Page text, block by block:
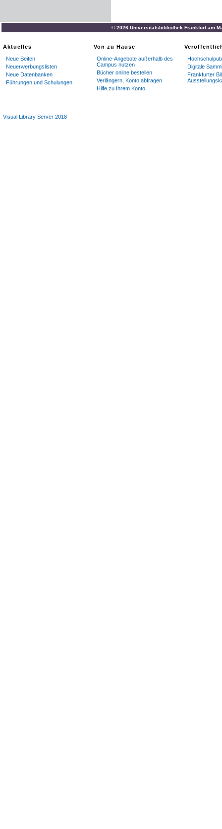
© 2026 Universitätsbibliothek Frankfurt am
Aktuelles
Neue Seiten
Neuerwerbungslisten
Neue Datenbanken
Führungen und Schulungen
Von zu Hause
Online-Angebote außerhalb des
Campus nutzen
Bücher online bestellen
Verlängern, Konto abfragen
Hilfe zu Ihrem Konto
Digitale
Frankfurter
Visual Library Server 2018